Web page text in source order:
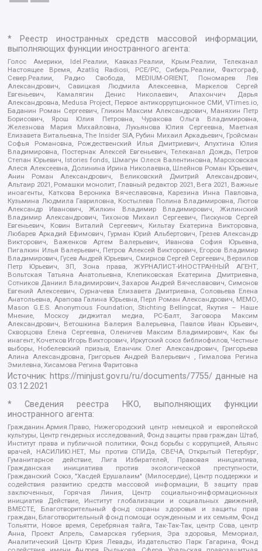
* Реестр иностранных средств массовой информации,
выполняющих функции иностранного агента:
Голос Америки, Idel.Реалии, Кавказ.Реалии, Крым.Реалии, Телеканал
Настоящее Время, Azatliq Radiosi, PCE/PC, Сибирь.Реалии, Фактограф,
Север.Реалии, Радио Свобода, MEDIUM-ORIENT, Пономарев Лев
Александрович, Савицкая Людмила Алексеевна, Маркелов Сергей
Евгеньевич, Камалягин Денис Николаевич, Апахончич Дарья
Александровна, Medusa Project, Первое антикоррупционное СМИ, VTimes.io,
Баданин Роман Сергеевич, Гликин Максим Александрович, Маняхин Петр
Борисович, Ярош Юлия Петровна, Чуракова Ольга Владимировна,
Железнова Мария Михайловна, Лукьянова Юлия Сергеевна, Маетная
Елизавета Витальевна, The Insider SIA, Рубин Михаил Аркадьевич, Гройсман
Софья Романовна, Рождественский Илья Дмитриевич, Апухтина Юлия
Владимировна, Постернак Алексей Евгеньевич, Телеканал Дождь, Петров
Степан Юрьевич, Istories fonds, Шмагун Олеся Валентиновна, Мароховская
Алеся Алексеевна, Долинина Ирина Николаевна, Шлейнов Роман Юрьевич,
Анин Роман Александрович, Великовский Дмитрий Александрович,
Альтаир 2021, Ромашки монолит, Главный редактор 2021, Вега 2021, Важные
иноагенты, Каткова Вероника Вячеславовна, Карезина Инна Павловна,
Кузьмина Людмила Гавриловна, Костылева Полина Владимировна, Лютов
Александр Иванович, Жилкин Владимир Владимирович, Жилинский
Владимир Александрович, Тихонов Михаил Сергеевич, Пискунов Сергей
Евгеньевич, Ковин Виталий Сергеевич, Кильтау Екатерина Викторовна,
Любарев Аркадий Ефимович, Гурман Юрий Альбертович, Грезев Александр
Викторович, Важенков Артем Валерьевич, Иванова София Юрьевна,
Пигалкин Илья Валерьевич, Петров Алексей Викторович, Егоров Владимир
Владимирович, Гусев Андрей Юрьевич, Смирнов Сергей Сергеевич, Верзилов
Петр Юрьевич, ЗП, Зона права, ЖУРНАЛИСТ-ИНОСТРАННЫЙ АГЕНТ,
Вольтская Татьяна Анатольевна, Клепиковская Екатерина Дмитриевна,
Сотников Даниил Владимирович, Захаров Андрей Вячеславович, Симонов
Евгений Алексеевич, Сурначева Елизавета Дмитриевна, Соловьева Елена
Анатольевна, Арапова Галина Юрьевна, Перл Роман Александрович, МЕМО,
Mason G.E.S. Anonymous Foundation, Stichting Bellingcat, Якутия – Наше
Мнение, Москоу диджитал медиа, РС-Балт, Заговора Максим
Александрович, Ветошкина Валерия Валерьевна, Павлов Иван Юрьевич,
Скворцова Елена Сергеевна, Оленичев Максим Владимирович, Как бы
инагент, Кочетков Игорь Викторович, Иркутский союз библиофилов, Честные
выборы, Нобелевский призыв, Еланчик Олег Александрович, Григорьева
Алина Александровна, Григорьев Андрей Валерьевич , Гималова Регина
Эмилевна, Хисамова Регина Фаритовна
Источник: https://minjust.gov.ru/ru/documents/7755/ данные на
03.12.2021
* Сведения реестра НКО, выполняющих функции
иностранного агента:
Гражданин.Армия.Право, Нижегородский центр немецкой и европейской
культуры, Центр гендерных исследований, Фонд защиты прав граждан Штаб,
Институт права и публичной политики, Фонд борьбы с коррупцией, Альянс
врачей, НАСИЛИЮ.НЕТ, Мы против СПИДа, СВЕЧА, Открытый Петербург,
Гуманитарное действие, Лига Избирателей, Правовая инициатива,
Гражданская инициатива против экологической преступности,
Гражданский Союз, "Хасдей Ерушалаим" (Милосердие), Центр поддержки и
содействия развитию средств массовой информации, В защиту прав
заключенных, Горячая Линия, Центр социально-информационных
инициатив Действие, Институт глобализации и социальных движений,
ВМЕСТЕ, Благотворительный фонд охраны здоровья и защиты прав
граждан, Благотворительный фонд помощи осужденным и их семьям, Фонд
Тольятти, Новое время, Серебряная тайга, Так-Так-Так, центр Сова, центр
Анна, Проект Апрель, Самарская губерния, Эра здоровья, Мемориал,
Аналитический Центр Юрия Левады, Издательство Парк Гагарина, Фонд